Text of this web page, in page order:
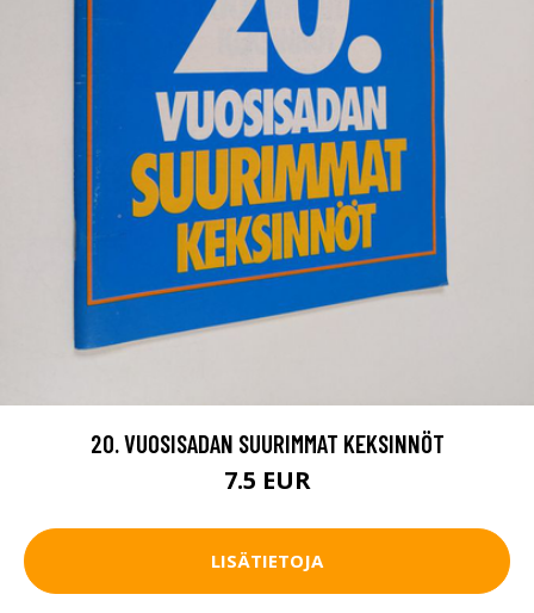
20. VUOSISADAN SUURIMMAT KEKSINNÖT
7.5 EUR
LISÄTIETOJA